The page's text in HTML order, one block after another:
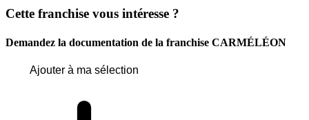
Cette franchise vous intéresse ?
Demandez la documentation de la franchise CARMÉLÉON
Ajouter à ma sélection